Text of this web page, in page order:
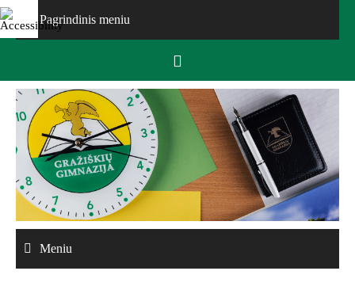
Skip
to
Pagrindinis meniu
Meniu